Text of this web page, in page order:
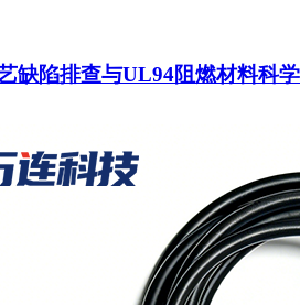
缺陷排查与UL94阻燃材料科